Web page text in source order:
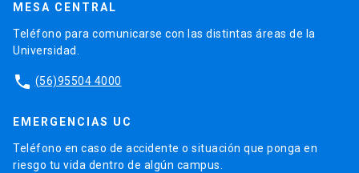
MESA CENTRAL
Teléfono para comunicarse con las distintas áreas de la
Universidad.
phone (56)95504 4000
EMERGENCIAS UC
Teléfono en caso de accidente o situación que ponga en
riesgo tu vida dentro de algún campus.